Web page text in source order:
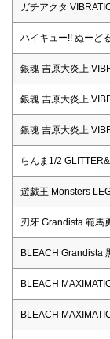
ガチアクタ
ハイキュー!! ぬーど
銀魂 吉原大炎上
銀魂 吉原大炎上
銀魂 吉原大炎上
らんま1/2
遊戯王 Monsters
刃牙 Grandista 範馬
BLEACH Grandista
BLEACH
BLEACH